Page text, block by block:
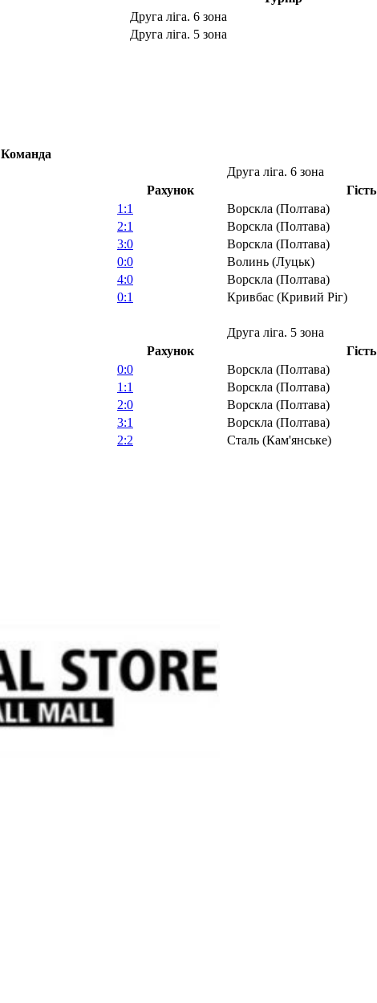
Друга ліга. 6 зона
Друга ліга. 5 зона
Команда
Друга ліга. 6 зона
Рахунок Гість
1:1 Ворскла (Полтава)
2:1 Ворскла (Полтава)
3:0 Ворскла (Полтава)
0:0 Волинь (Луцьк)
4:0 Ворскла (Полтава)
0:1 Кривбас (Кривий Ріг)
Друга ліга. 5 зона
Рахунок Гість
0:0 Ворскла (Полтава)
1:1 Ворскла (Полтава)
2:0 Ворскла (Полтава)
3:1 Ворскла (Полтава)
2:2 Сталь (Кам'янське)